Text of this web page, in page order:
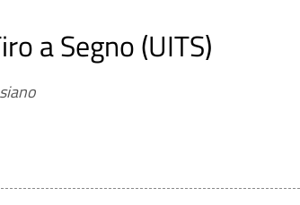
a Segno (UITS)